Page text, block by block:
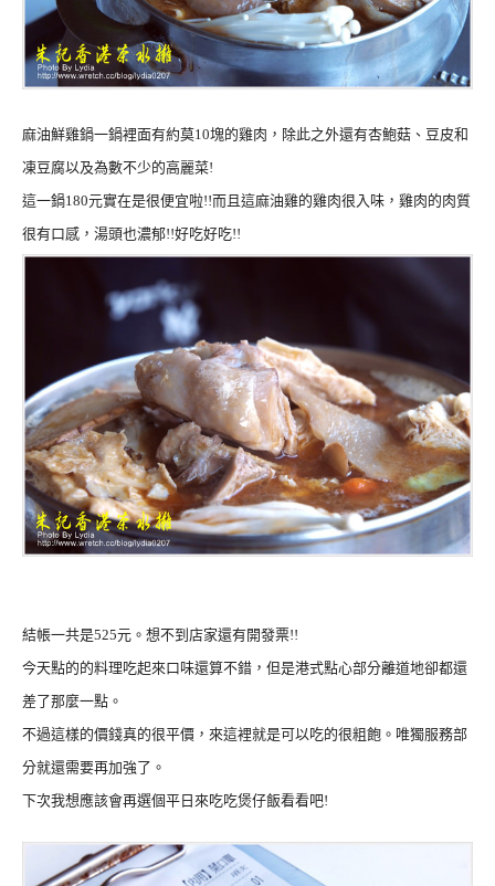
麻油鮮雞鍋一鍋裡面有約莫10塊的雞肉，除此之外還有杏鮑菇、豆皮和
凍豆腐以及為數不少的高麗菜!
這一鍋180元實在是很便宜啦!!而且這麻油雞的雞肉很入味，雞肉的肉質
很有口感，湯頭也濃郁!!好吃好吃!!
結帳一共是525元。想不到店家還有開發票!!
今天點的的料理吃起來口味還算不錯，但是港式點心部分離道地卻都還
差了那麼一點。
不過這樣的價錢真的很平價，來這裡就是可以吃的很粗飽。唯獨服務部
分就還需要再加強了。
下次我想應該會再選個平日來吃吃煲仔飯看看吧!